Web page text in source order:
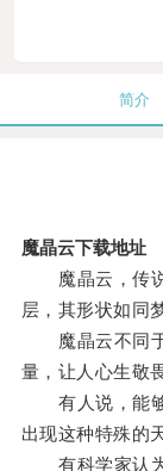
简介
魔晶云下载地址
魔晶云，传说
层，其形状如同
魔晶云不同于
量，让人心生敬
有人说，能够
出现这种特殊的
有科学家认为